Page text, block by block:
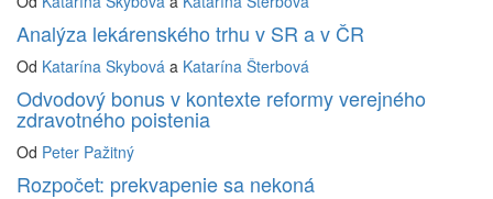
Analýza lekárenského trhu v SR a v ČR
Od Katarína Skybová a Katarína Šterbová
Odvodový bonus v kontexte reformy verejného
zdravotného poistenia
Od Peter Pažitný
Rozpočet: prekvapenie sa nekoná